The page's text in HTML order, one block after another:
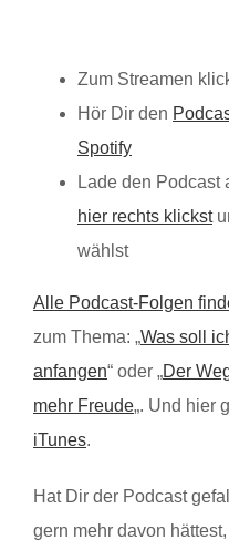
Zum Streamen
Hör Dir den
Spotify
Lade den Podcast
hier rechts klickst
wählst
Alle Podcast-Folgen
zum Thema: „Was soll
anfangen“ oder „Der
mehr Freude„. Und hier
iTunes.
Hat Dir der Podcast
gern mehr davon